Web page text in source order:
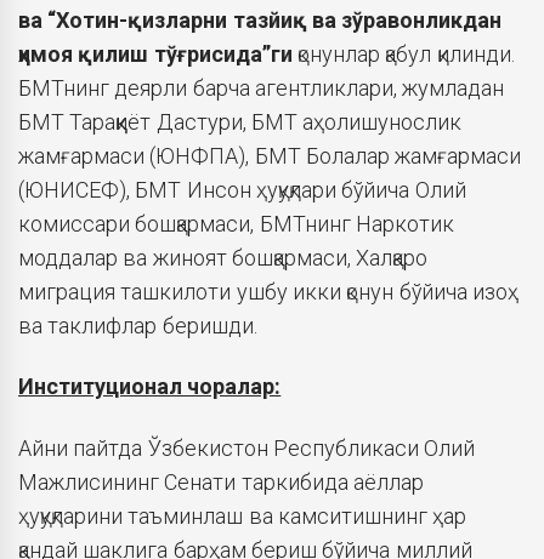
ва “Хотин-қизларни тазйиқ ва зўравонликдан
ҳимоя қилиш тўғрисида”ги қонунлар қабул қилинди.
БМТнинг деярли барча агентликлари, жумладан
БМТ Тараққиёт Дастури, БМТ аҳолишунослик
жамғармаси (ЮНФПА), БМТ Болалар жамғармаси
(ЮНИСЕФ), БМТ Инсон ҳуқуқлари бўйича Олий
комиссари бошқармаси, БМТнинг Наркотик
моддалар ва жиноят бошқармаси, Халқаро
миграция ташкилоти ушбу икки қонун бўйича изоҳ
ва таклифлар беришди.
Институционал чоралар:
Айни пайтда Ўзбекистон Республикаси Олий
Мажлисининг Сенати таркибида аёллар
ҳуқуқларини таъминлаш ва камситишнинг ҳар
қандай шаклига барҳам бериш бўйича миллий